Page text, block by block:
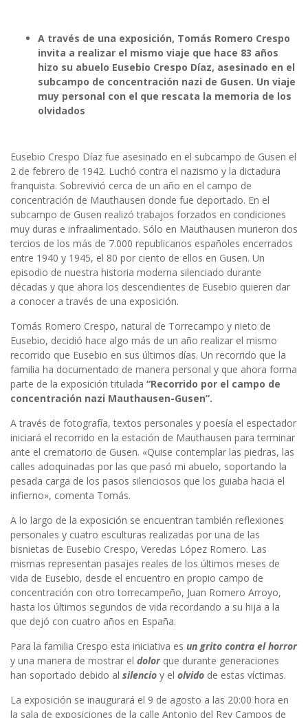
A través de una exposición, Tomás Romero Crespo
invita a realizar el mismo viaje que hace 83 años
hizo su abuelo Eusebio Crespo Díaz, asesinado en el
subcampo de concentración nazi de Gusen. Un viaje
muy personal con el que rescata la memoria de los
olvidados
Eusebio Crespo Díaz fue asesinado en el subcampo de Gusen el
2 de febrero de 1942. Luchó contra el nazismo y la dictadura
franquista. Sobrevivió cerca de un año en el campo de
concentración de Mauthausen donde fue deportado. En el
subcampo de Gusen realizó trabajos forzados en condiciones
muy duras e infraalimentado. Sólo en Mauthausen murieron dos
tercios de los más de 7.000 republicanos españoles encerrados
entre 1940 y 1945, el 80 por ciento de ellos en Gusen. Un
episodio de nuestra historia moderna silenciado durante
décadas y que ahora los descendientes de Eusebio quieren dar
a conocer a través de una exposición.
Tomás Romero Crespo, natural de Torrecampo y nieto de
Eusebio, decidió hace algo más de un año realizar el mismo
recorrido que Eusebio en sus últimos días. Un recorrido que la
familia ha documentado de manera personal y que ahora forma
parte de la exposición titulada “Recorrido por el campo de
concentración nazi Mauthausen-Gusen”.
A través de fotografía, textos personales y poesía el espectador
iniciará el recorrido en la estación de Mauthausen para terminar
ante el crematorio de Gusen. «Quise contemplar las piedras, las
calles adoquinadas por las que pasó mi abuelo, soportando la
pesada carga de los pasos silenciosos que los guiaba hacia el
infierno», comenta Tomás.
A lo largo de la exposición se encuentran también reflexiones
personales y cuatro esculturas realizadas por una de las
bisnietas de Eusebio Crespo, Veredas López Romero. Las
mismas representan pasajes reales de los últimos meses de
vida de Eusebio, desde el encuentro en propio campo de
concentración con otro torrecampeño, Juan Romero Arroyo,
hasta los últimos segundos de vida recordando a su hija a la
que dejó con cuatro años en España.
Para la familia Crespo esta iniciativa es un grito contra el horror
y una manera de mostrar el dolor que durante generaciones
han soportado debido al silencio y el olvido de estas víctimas.
La exposición se inaugurará el 9 de agosto a las 20:00 hora en
la sala de exposiciones de la calle Antonio del Rey Campos de